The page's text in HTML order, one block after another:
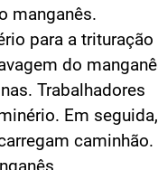
manganês.
para a trituração
do
Trabalhadores
Em seguida,
caminhão.